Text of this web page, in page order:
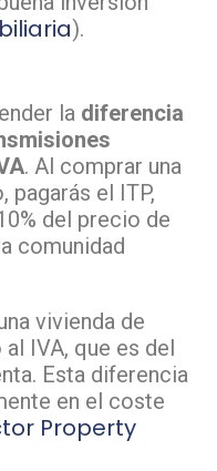
)​.
la diferencia
. Al comprar una
pagarás el ITP,
del precio de
comunidad
vivienda de
IVA, que es del
Esta diferencia
en el coste
Property